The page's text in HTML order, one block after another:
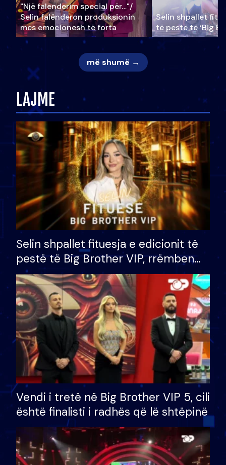
"Një falenderim special për…"/
Selin falënderon produksionin
mes emocionesh të forta
Selin shpallet
të pestë të ‘Big
më shumë →
LAJME
Selin shpallet fituesja e edicionit të
pestë të Big Brother VIP, rrëmben
çmimin e madh prej 100 mijë eurosh
Vendi i tretë në Big Brother VIP 5, cili
është finalisti i radhës që lë shtëpinë